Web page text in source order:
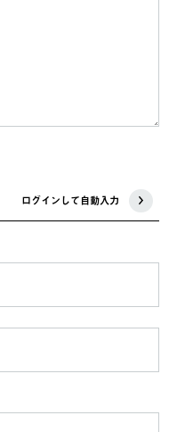
ログインして自動入力